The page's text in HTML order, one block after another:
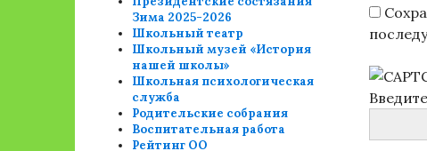
Зима 2025-2026
Школьный театр
Школьный музей «История
нашей школы»
Школьная психологическая
служба
Родительские собрания
Воспитательная работа
Рейтинг ОО